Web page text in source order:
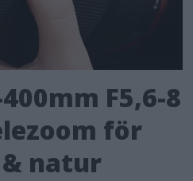
F5,6-8
för
natur